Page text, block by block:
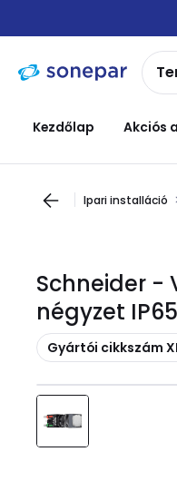
navigációhoz
Kezdőlap Akciós
Ipari installáció
Schneider -
négyzet IP65
Másolás
Gyártói cikkszám